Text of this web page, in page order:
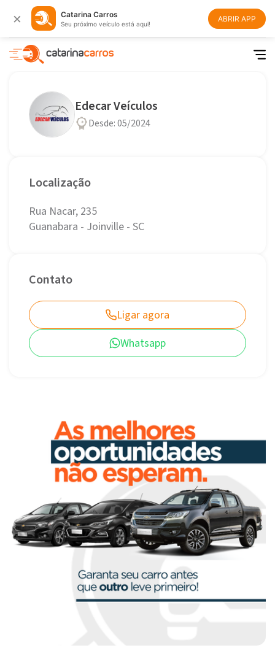
× Catarina Carros
Seu próximo veículo está aqui!
ABRIR APP
Edecar Veículos
Desde: 05/2024
Localização
Rua Nacar, 235
Guanabara - Joinville - SC
Contato
Ligar agora
Whatsapp